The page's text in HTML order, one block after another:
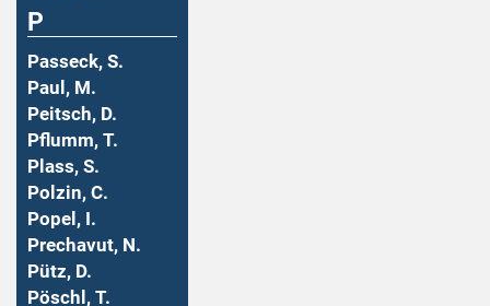
P
Passeck, S.
Paul, M.
Peitsch, D.
Pflumm, T.
Plass, S.
Polzin, C.
Popel, I.
Prechavut, N.
Pütz, D.
Pöschl, T.